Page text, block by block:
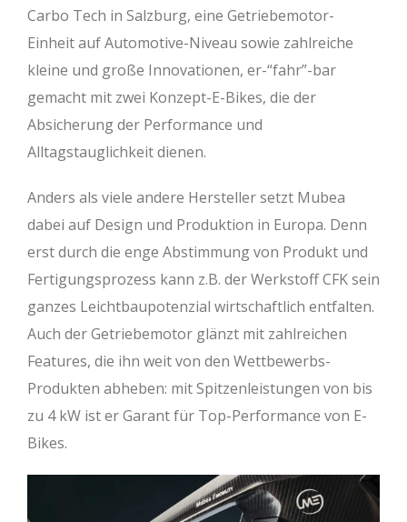
Carbo Tech in Salzburg, eine Getriebemotor-
Einheit auf Automotive-Niveau sowie zahlreiche
kleine und große Innovationen, er-“fahr”-bar
gemacht mit zwei Konzept-E-Bikes, die der
Absicherung der Performance und
Alltagstauglichkeit dienen.
Anders als viele andere Hersteller setzt Mubea
dabei auf Design und Produktion in Europa. Denn
erst durch die enge Abstimmung von Produkt und
Fertigungsprozess kann z.B. der Werkstoff CFK sein
ganzes Leichtbaupotenzial wirtschaftlich entfalten.
Auch der Getriebemotor glänzt mit zahlreichen
Features, die ihn weit von den Wettbewerbs-
Produkten abheben: mit Spitzenleistungen von bis
zu 4 kW ist er Garant für Top-Performance von E-
Bikes.